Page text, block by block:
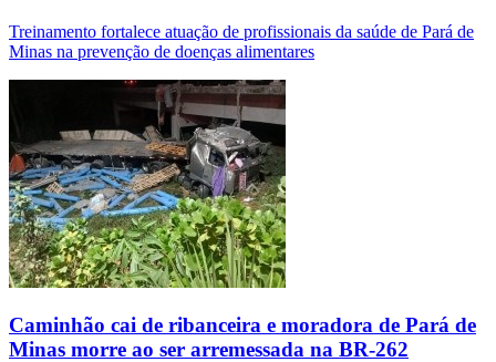
Treinamento fortalece atuação de profissionais da saúde de Pará de
Minas na prevenção de doenças alimentares
Caminhão cai de ribanceira e moradora de Pará de
Minas morre ao ser arremessada na BR-262